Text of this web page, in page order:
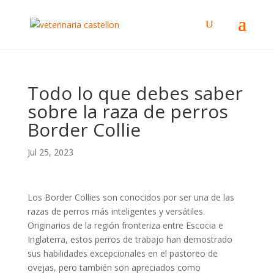
Todo lo que debes saber
sobre la raza de perros
Border Collie
Jul 25, 2023
Los Border Collies son conocidos por ser una de las
razas de perros más inteligentes y versátiles.
Originarios de la región fronteriza entre Escocia e
Inglaterra, estos perros de trabajo han demostrado
sus habilidades excepcionales en el pastoreo de
ovejas, pero también son apreciados como